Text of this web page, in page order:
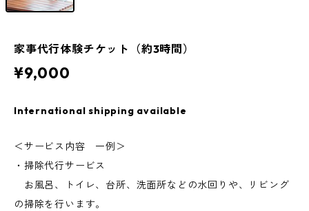
家事代行体験チケット（約3時間）
¥9,000
International shipping available
＜サービス内容 一例＞
・掃除代行サービス
お風呂、トイレ、台所、洗面所などの水回りや、リビング
の掃除を行います。